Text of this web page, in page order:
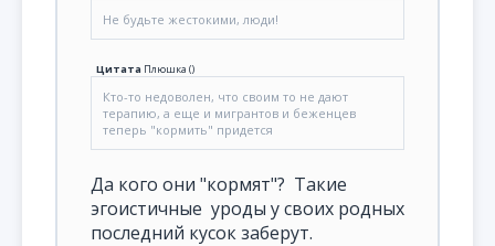
Не будьте жестокими, люди!
Цитата Плюшка ()
Кто-то недоволен, что своим то не дают
терапию, а еще и мигрантов и беженцев
теперь "кормить" придется
Да кого они "кормят"? Такие
эгоистичные уроды у своих родных
последний кусок заберут.